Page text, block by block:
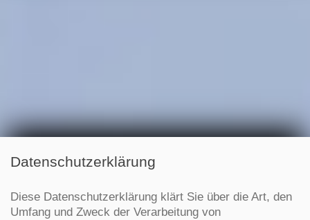
Datenschutzerklärung
Diese Datenschutzerklärung klärt Sie über die Art, den
Umfang und Zweck der Verarbeitung von